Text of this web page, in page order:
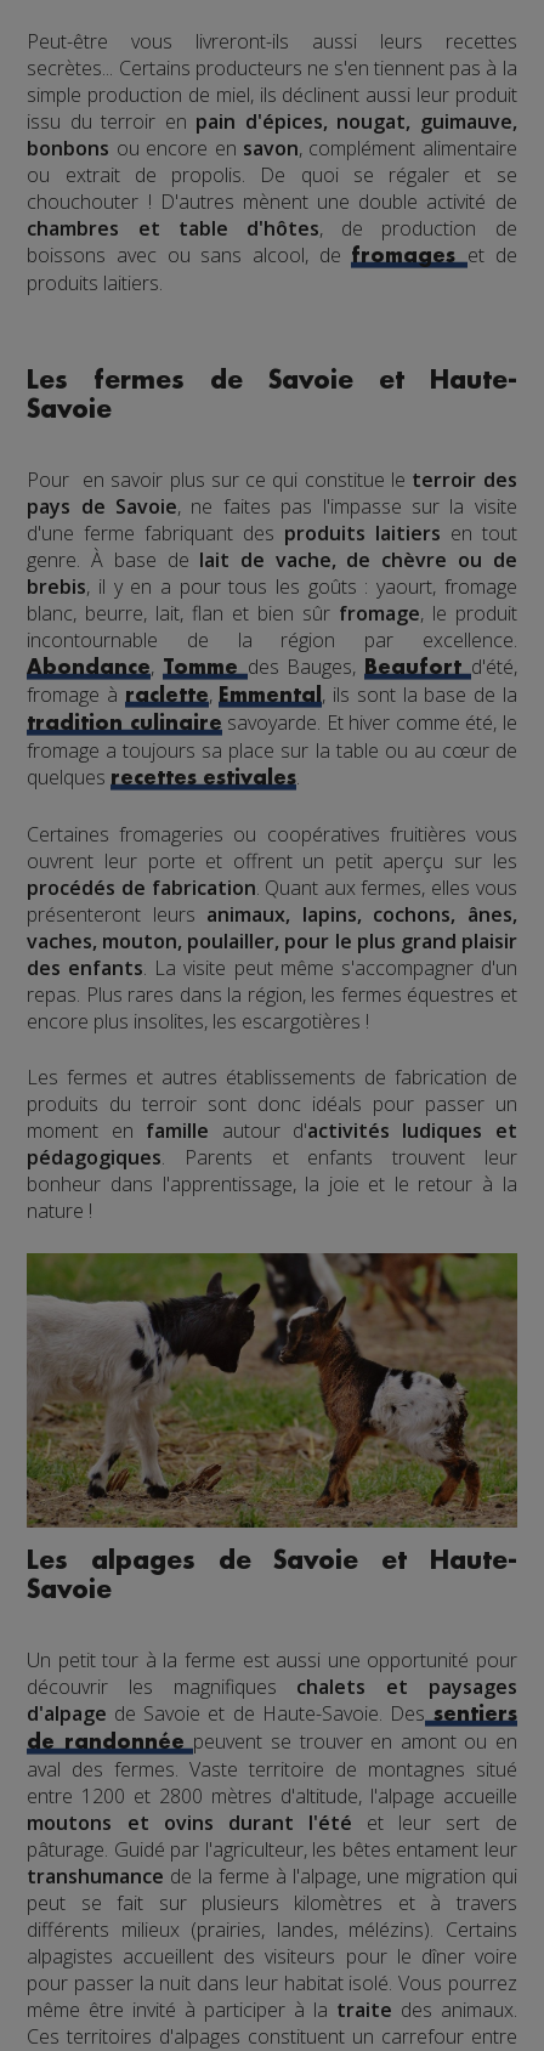
Peut-être vous livreront-ils aussi leurs recettes
secrètes... Certains producteurs ne s'en tiennent pas à la
simple production de miel, ils déclinent aussi leur produit
issu du terroir en pain d'épices, nougat, guimauve,
bonbons ou encore en savon, complément alimentaire
ou extrait de propolis. De quoi se régaler et se
chouchouter ! D'autres mènent une double activité de
chambres et table d'hôtes, de production de
boissons avec ou sans alcool, defromages et de
produits laitiers.
Les fermes de Savoie et Haute-
Savoie
Pour en savoir plus sur ce qui constitue le terroir des
pays de Savoie, ne faites pas l'impasse sur la visite
d'une ferme fabriquant des produits laitiers en tout
genre. À base de lait de vache, de chèvre ou de
brebis, il y en a pour tous les goûts : yaourt, fromage
blanc, beurre, lait, flan et bien sûr fromage, le produit
incontournable de la région par excellence.
Abondance,Tomme des Bauges, Beaufort d'été,
fromage à raclette, Emmental , ils sont la base de la
tradition culinairesavoyarde. Et hiver comme été, le
fromage a toujours sa place sur la table ou au cœur de
quelquesrecettes estivales.
Certaines fromageries ou coopératives fruitières vous
ouvrent leur porte et offrent un petit aperçu sur les
procédés de fabrication. Quant aux fermes, elles vous
présenteront leurs animaux, lapins, cochons, ânes,
vaches, mouton, poulailler, pour le plus grand plaisir
des enfants. La visite peut même s'accompagner d'un
repas. Plus rares dans la région, les fermes équestres et
encore plus insolites, les escargotières !
Les fermes et autres établissements de fabrication de
produits du terroir sont donc idéals pour passer un
moment en famille autour d'activités ludiques et
pédagogiques. Parents et enfants trouvent leur
bonheur dans l'apprentissage, la joie et le retour à la
nature !
Les alpages de Savoie et Haute-
Savoie
Un petit tour à la ferme est aussi une opportunité pour
découvrir les magnifiques chalets et paysages
d'alpage de Savoie et de Haute-Savoie. Des sentiers
de randonnée peuvent se trouver en amont ou en
aval des fermes. Vaste territoire de montagnes situé
entre 1200 et 2800 mètres d'altitude, l'alpage accueille
moutons et ovins durant l'été et leur sert de
pâturage. Guidé par l'agriculteur, les bêtes entament leur
transhumance de la ferme à l'alpage, une migration qui
peut se fait sur plusieurs kilomètres et à travers
différents milieux (prairies, landes, mélézins). Certains
alpagistes accueillent des visiteurs pour le dîner voire
pour passer la nuit dans leur habitat isolé. Vous pourrez
même être invité à participer à la traite des animaux.
Ces territoires d'alpages constituent un carrefour entre